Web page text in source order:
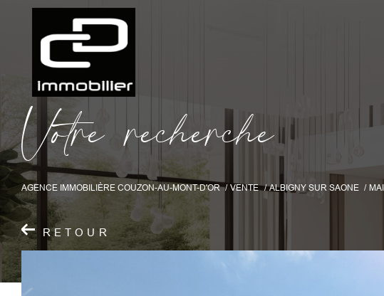
Votre recherche
AGENCE IMMOBILIÈRE COUZON-AU-MONT-D'OR VENTE ALBIGNY SUR SAONE
RETOUR